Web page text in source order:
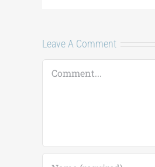
Leave A Comment
Comment